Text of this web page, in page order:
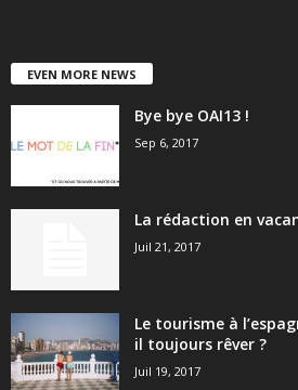
EVEN MORE NEWS
Bye bye OAI13 !
Sep 6, 2017
La rédaction en
Juil 21, 2017
Le tourisme à
il toujours rêver ?
Juil 19, 2017